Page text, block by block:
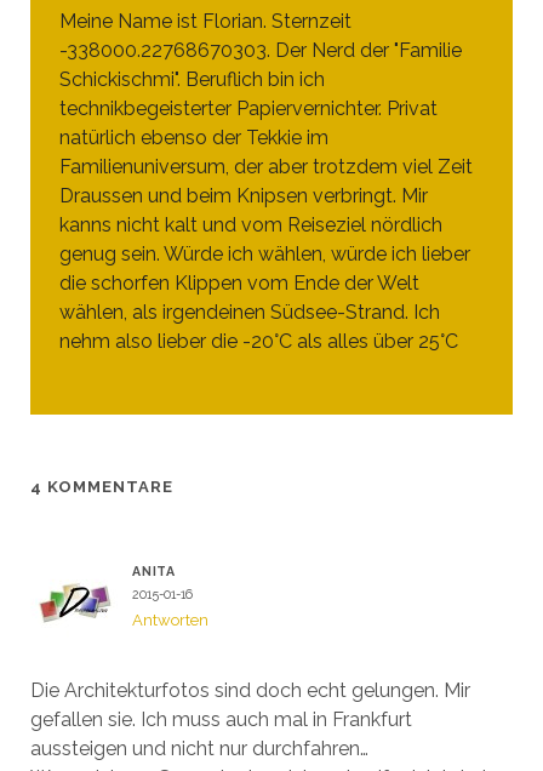
Meine Name ist Florian. Sternzeit
-338000.22768670303. Der Nerd der "Familie
Schickischmi". Beruflich bin ich
technikbegeisterter Papiervernichter. Privat
natürlich ebenso der Tekkie im
Familienuniversum, der aber trotzdem viel Zeit
Draussen und beim Knipsen verbringt. Mir
kanns nicht kalt und vom Reiseziel nördlich
genug sein. Würde ich wählen, würde ich lieber
die schorfen Klippen vom Ende der Welt
wählen, als irgendeinen Südsee-Strand. Ich
nehm also lieber die -20°C als alles über 25°C
4 KOMMENTARE
ANITA
2015-01-16
Antworten
Die Architekturfotos sind doch echt gelungen. Mir
gefallen sie. Ich muss auch mal in Frankfurt
aussteigen und nicht nur durchfahren…